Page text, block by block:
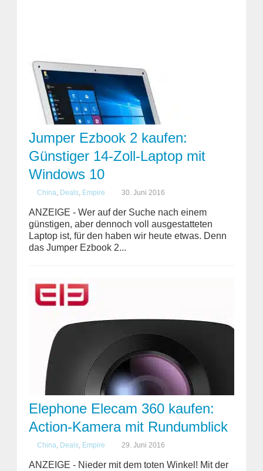
Jumper Ezbook 2 kaufen:
Günstiger 14-Zoll-Laptop mit
Windows 10
China Deals Empire 30. Juni 2016
ANZEIGE - Wer auf der Suche nach einem
günstigen, aber dennoch voll ausgestatteten
Laptop ist, für den haben wir heute etwas. Denn
das Jumper Ezbook 2...
Elephone Elecam 360 kaufen:
Action-Kamera mit Rundumblick
China, Deals, Empire 29. Juni 2016
ANZEIGE - Nieder mit dem toten Winkel! Mit der